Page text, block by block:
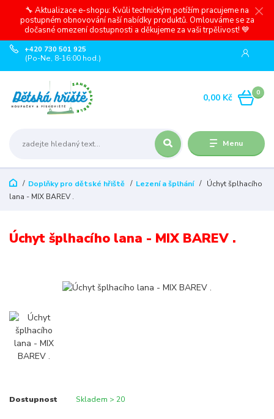
🔧 Aktualizace e-shopu: Kvůli technickým potížím pracujeme na
postupném obnovování naší nabídky produktů. Omlouváme se za
dočasné omezení dostupnosti a děkujeme za vaši trpělivost! 💙
Menu
+420 730 501 925
(Po-Ne, 8-16:00 hod.)
0
0,00 Kč
Doplňky pro dětské hřiště Lezení a šplhání
Úchyt šplhacího
lana - MIX BAREV .
Úchyt šplhacího lana - MIX BAREV .
Dostupnost Skladem > 20